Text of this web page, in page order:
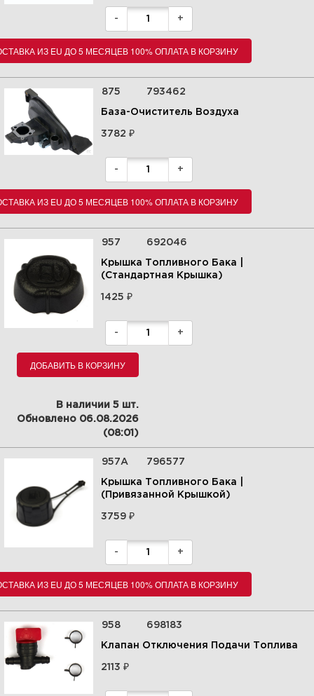
- +
ИЗ EU ДО 5 МЕСЯЦЕВ 100% ОПЛАТА В КОРЗИНУ
875 793462
База-Очиститель Воздуха
3782₽
- +
ИЗ EU ДО 5 МЕСЯЦЕВ 100% ОПЛАТА В КОРЗИНУ
957 692046
Крышка Топливного Бака |
(Стандартная Крышка)
1425₽
- +
ДОБАВИТЬ В КОРЗИНУ
В наличии 5 шт.
Обновлено 06.08.2026
(08:01)
957A 796577
Крышка Топливного Бака |
(Привязанной Крышкой)
3759₽
- +
ИЗ EU ДО 5 МЕСЯЦЕВ 100% ОПЛАТА В КОРЗИНУ
958 698183
Клапан Отключения Подачи Топлива
2113₽